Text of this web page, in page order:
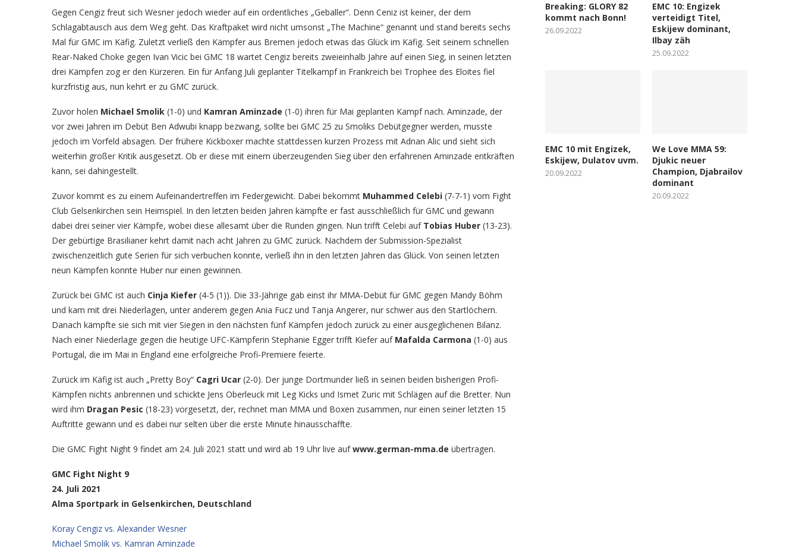
Gegen Cengiz freut sich Wesner jedoch wieder auf ein ordentliches „Geballer“. Denn Ceniz ist keiner, der dem
Schlagabtausch aus dem Weg geht. Das Kraftpaket wird nicht umsonst „The Machine“ genannt und stand bereits sechs
Mal für GMC im Käfig. Zuletzt verließ den Kämpfer aus Bremen jedoch etwas das Glück im Käfig. Seit seinem schnellen
Rear-Naked Choke gegen Ivan Vicic bei GMC 18 wartet Cengiz bereits zweieinhalb Jahre auf einen Sieg, in seinen letzten
drei Kämpfen zog er den Kürzeren. Ein für Anfang Juli geplanter Titelkampf in Frankreich bei Trophee des Eloites fiel
kurzfristig aus, nun kehrt er zu GMC zurück.
Zuvor holen Michael Smolik (1-0) und Kamran Aminzade (1-0) ihren für Mai geplanten Kampf nach. Aminzade, der
vor zwei Jahren im Debüt Ben Adwubi knapp bezwang, sollte bei GMC 25 zu Smoliks Debütgegner werden, musste
jedoch im Vorfeld absagen. Der frühere Kickboxer machte stattdessen kurzen Prozess mit Adnan Alic und sieht sich
weiterhin großer Kritik ausgesetzt. Ob er diese mit einem überzeugenden Sieg über den erfahrenen Aminzade entkräften
kann, sei dahingestellt.
Zuvor kommt es zu einem Aufeinandertreffen im Federgewicht. Dabei bekommt Muhammed Celebi (7-7-1) vom Fight
Club Gelsenkirchen sein Heimspiel. In den letzten beiden Jahren kämpfte er fast ausschließlich für GMC und gewann
dabei drei seiner vier Kämpfe, wobei diese allesamt über die Runden gingen. Nun trifft Celebi auf Tobias Huber (13-23).
Der gebürtige Brasilianer kehrt damit nach acht Jahren zu GMC zurück. Nachdem der Submission-Spezialist
zwischenzeitlich gute Serien für sich verbuchen konnte, verließ ihn in den letzten Jahren das Glück. Von seinen letzten
neun Kämpfen konnte Huber nur einen gewinnen.
Zurück bei GMC ist auch Cinja Kiefer (4-5 (1)). Die 33-Jährige gab einst ihr MMA-Debüt für GMC gegen Mandy Böhm
und kam mit drei Niederlagen, unter anderem gegen Ania Fucz und Tanja Angerer, nur schwer aus den Startlöchern.
Danach kämpfte sie sich mit vier Siegen in den nächsten fünf Kämpfen jedoch zurück zu einer ausgeglichenen Bilanz.
Nach einer Niederlage gegen die heutige UFC-Kämpferin Stephanie Egger trifft Kiefer auf Mafalda Carmona (1-0) aus
Portugal, die im Mai in England eine erfolgreiche Profi-Premiere feierte.
Zurück im Käfig ist auch „Pretty Boy“ Cagri Ucar (2-0). Der junge Dortmunder ließ in seinen beiden bisherigen Profi-
Kämpfen nichts anbrennen und schickte Jens Oberleuck mit Leg Kicks und Ismet Zuric mit Schlägen auf die Bretter. Nun
wird ihm Dragan Pesic (18-23) vorgesetzt, der, rechnet man MMA und Boxen zusammen, nur einen seiner letzten 15
Auftritte gewann und es dabei nur selten über die erste Minute hinausschaffte.
Die GMC Fight Night 9 findet am 24. Juli 2021 statt und wird ab 19 Uhr live aufwww.german-mma.de übertragen.
GMC Fight Night 9
24. Juli 2021
Alma Sportpark in Gelsenkirchen, Deutschland
Koray Cengiz vs. Alexander Wesner
Michael Smolik vs. Kamran Aminzade
Breaking: GLORY 82
kommt nach Bonn!
26.09.2022
EMC 10: Engizek
verteidigt Titel,
Eskijew dominant,
Ilbay zäh
25.09.2022
EMC 10 mit Engizek,
Eskijew, Dulatov uvm.
20.09.2022
We Love MMA 59:
Djukic neuer
Champion, Djabrailov
dominant
20.09.2022